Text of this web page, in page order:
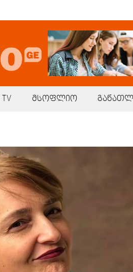
TV მსოფლიო